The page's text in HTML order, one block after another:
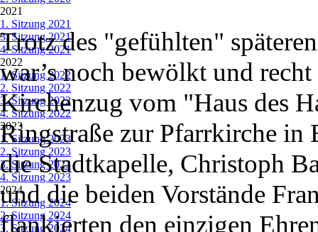
2021
1. Sitzung 2021
3. Sitzung 2021
4. Sitzung 2021
2022
1. Sitzung 2022
2. Sitzung 2022
3. Sitzung 2022
4. Sitzung 2022
2023
1. Sitzung 2023
2. Sitzung 2023
3. Sitzung 2023
4. Sitzung 2023
2024▼
1. Sitzung 2024
2. Sitzung 2024
3. Sitzung 2024
Trotz des "gefühlten"
war’s noch bewölkt und
Kirchenzug vom "Haus des
Ringstraße zur Pfarrkirche in
die Stadtkapelle, Christoph
und die beiden Vorstände
flankierten den einzigen